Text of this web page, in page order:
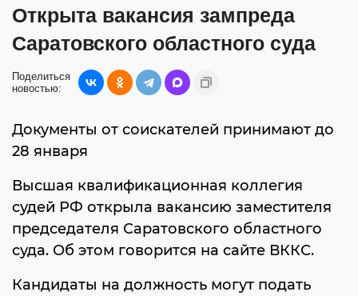
Открыта вакансия зампреда
Саратовского областного суда
Поделиться
новостью:
Документы от соискателей принимают до
28 января
Высшая квалификационная коллегия
судей РФ открыла вакансию заместителя
председателя Саратовского областного
суда. Об этом говорится на сайте ВККС.
Кандидаты на должность могут подать